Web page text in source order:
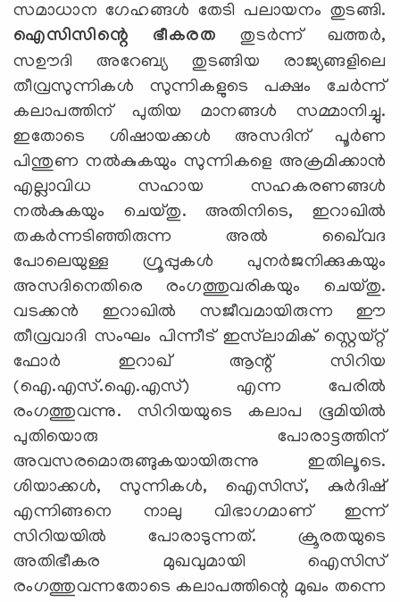
സമാധാന ഗേഹങ്ങള്‍ തേടി പലായനം തുടങ്ങി.
ഐസിസിന്റെ ഭീകരത തുടര്‍ന്ന് ഖത്തര്‍,
സഊദി അറേബ്യ തുടങ്ങിയ രാജ്യങ്ങളിലെ
തീവ്രസുന്നികള്‍ സുന്നികളുടെ പക്ഷം ചേര്‍ന്ന്
കലാപത്തിന് പുതിയ മാനങ്ങള്‍ സമ്മാനിച്ചു.
ഇതോടെ ശിഷായക്കള്‍ അസദിന് പൂര്‍ണ
പിന്തുണ നല്‍കുകയും സുന്നികളെ അക്രമിക്കാന്‍
എല്ലാവിധ സഹായ സഹകരണങ്ങള്‍
നല്‍കുകയും ചെയ്തു. അതിനിടെ, ഇറാഖില്‍
തകര്‍ന്നടിഞ്ഞിരുന്ന അല്‍ ഖൈ്വദ
പോലെയുള്ള ഗ്രൂപ്പുകള്‍ പുനര്‍ജനിക്കുകയും
അസദിനെതിരെ രംഗത്തുവരികയും ചെയ്തു.
വടക്കന്‍ ഇറാഖില്‍ സജീവമായിരുന്ന ഈ
തീവ്രവാദി സംഘം പിന്നീട് ഇസ്‌ലാമിക് സ്റ്റെയ്റ്റ്
ഫോര്‍ ഇറാഖ് ആന്റ് സിറിയ
(ഐ.എസ്.ഐ.എസ്) എന്ന പേരില്‍
രംഗത്തുവന്നു. സിറിയയുടെ കലാപ ഭൂമിയില്‍
പുതിയൊരു പോരാട്ടത്തിന്
അവസരമൊരുങ്ങുകയായിരുന്നു ഇതിലൂടെ.
ശിയാക്കള്‍, സുന്നികള്‍, ഐസിസ്, കുര്‍ദിഷ്
എന്നിങ്ങനെ നാലു വിഭാഗമാണ് ഇന്ന്
സിറിയയില്‍ പോരാടുന്നത്. ക്രൂരതയുടെ
അതിഭീകര മുഖവുമായി ഐസിസ്
രംഗത്തുവന്നതോടെ കലാപത്തിന്റെ മുഖം തന്നെ